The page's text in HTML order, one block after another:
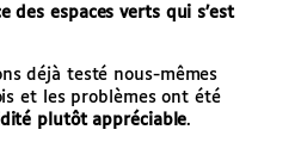
des espaces verts qui s’est
déjà testé nous-mêmes
et les problèmes ont été
plutôt appréciable.